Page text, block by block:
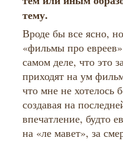
тему.
Вроде бы все ясно,
«фильмы про
самом деле, что это
приходят на ум
что мне не хотелось
создавая на
впечатление, будто
на «ле мавет», за